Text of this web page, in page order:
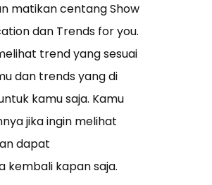
matikan centang Show
dan Trends for you.
trend yang sesuai
dan trends yang di
kamu saja. Kamu
jika ingin melihat
dapat
kembali kapan saja.